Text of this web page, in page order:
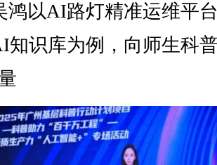
鸿以AI路灯精准运维平
知识库为例，向师生科